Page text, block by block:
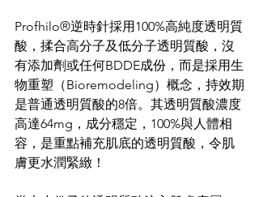
Profhilo®逆時針採用100%高純度透明質
酸，揉合高分子及低分子透明質酸，沒
有添加劑或任何BDDE成份，而是採用生
物重塑（Bioremodeling）概念，持效期
是普通透明質酸的8倍。其透明質酸濃度
高達64mg，成分穩定，100%與人體相
容，是重點補充肌底的透明質酸，令肌
膚更水潤緊緻！